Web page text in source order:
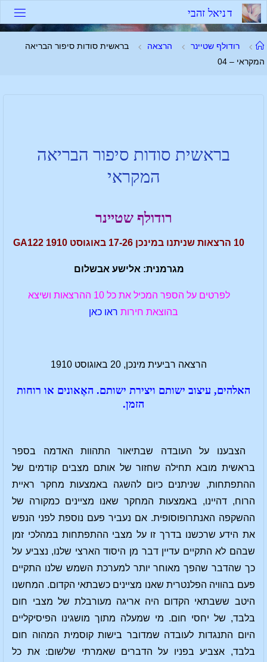
דניאל זהבי
רודולף שטיינר הרצאה
בראשית סודות סיפור הבריאה
המקראי – 04
בראשית סודות סיפור הבריאה
המקראי
רודולף שטיינר
10 הרצאות שניתנו במינכן 17-26 באוגוסט 1910 GA122
מגרמנית: אלישע אבשלום
לפרטים על הספר המכיל את כל 10 ההרצאות ושיצא
בהוצאת חירות ראו כאן
הרצאה רביעית מינכן, 20 באוגוסט 1910
האלהים, עיצוב ישותם ויצירת ישותם. האֶאונים או רוחות
הזמן.
הצבענו על העובדה שבתיאור התהוות האדמה בספר
בראשית מובא תחילה שחזור של אותם מצבים קודמים של
ההתפתחות, שניתנים כיום להשגה באמצעות מחקר ראיית
הרוח, דהיינו, באמצעות המחקר שאנו מציינים כמקורה של
ההשקפה האנתרופוסופית. אם נעביר פעם נוספת לפני הנפש
את הידע שרכשנו בדרך זו על מצבי ההתפתחות במהלכי זמן
שבהם לא התקיים עדיין דבר מן היסוד הארצי שלנו, נצביע על
כך שהדבר שהפך מאוחר יותר למערכת השמש שלנו התקיים
פעם בהוויה הפלנטרית שאנו מציינים כשבתאי הקדום. המחשנו
היטב ששבתאי הקדום היה אריגה מעורבלת של מצבי חום
בלבד, של יחסי חום. מי שמעלה מתוך מושגינו הפיסיקליים
היום התנגדות לעובדה שמדובר בישות קוסמית המהוה חום
בלבד, אצביע בפניו על הדברים שאמרתי שלשום: את כל